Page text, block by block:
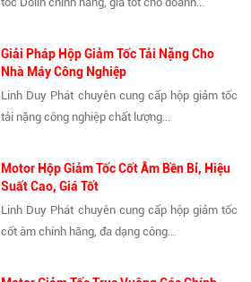
Giải Pháp Hộp Giảm Tốc Tải Nặng Cho
Nhà Máy Công Nghiệp
Linh Duy Phát chuyên cung cấp hộp giảm tốc
tải nặng công nghiệp chất lượng...
Motor Hộp Giảm Tốc Cốt Âm Bền Bỉ, Hiệu
Suất Cao, Giá Tốt
Linh Duy Phát chuyên cung cấp hộp giảm tốc
cốt âm chính hãng, đa dạng công...